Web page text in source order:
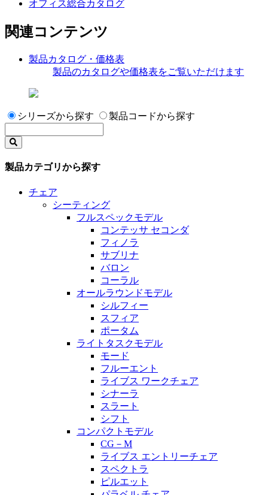
オフィス総合カタログ
関連コンテンツ
製品カタログ・価格表
製品のカタログや価格表をご覧いただけます
シリーズから探す 製品コードから探す
製品カテゴリから探す
チェア
シーティング
フルスペックモデル
コンテッサ セコンダ
フィノラ
サブリナ
バロン
コーラル
オールラウンドモデル
シルフィー
スフィア
ポータム
ライトタスクモデル
モード
フルーエント
ライブス ワークチェア
シナーラ
スラート
シフト
コンパクトモデル
CG－M
ライブス エントリーチェア
スペクトラ
ピルエット